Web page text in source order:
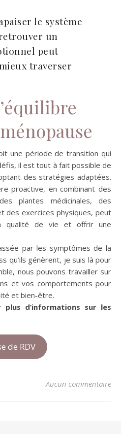
le système
un
peut
traverser
une période de transition qui
il est tout à fait possible de
des stratégies adaptées.
proactive, en combinant des
plantes médicinales, des
des exercices physiques, peut
qualité de vie et offrir une
par les symptômes de la
qu’ils génèrent, je suis là pour
nous pouvons travailler sur
et vos comportements pour
et bien-être.
plus d’informations sur les
de RDV
Aucun commentaire